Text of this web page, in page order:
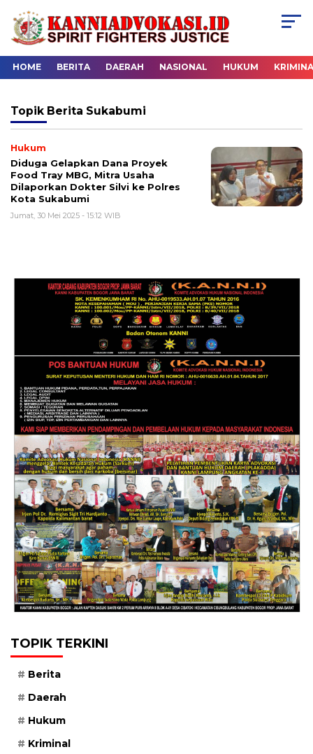
HOME BERITA DAERAH NASIONAL HUKUM
Topik Berita Sukabumi
Hukum
Diduga Gelapkan Dana Proyek
Food Tray MBG, Mitra Usaha
Dilaporkan Dokter Silvi ke Polres
Kota Sukabumi
Jumat, 30 Mei 2025 - 15:12 WIB
TOPIK TERKINI
Berita
Daerah
Hukum
Kriminal